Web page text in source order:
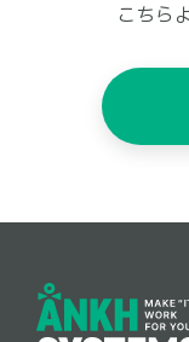
こちら